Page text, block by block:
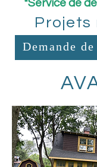
*Service de
Projets
Demande